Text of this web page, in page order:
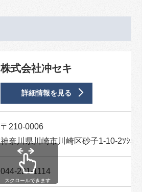
株式会社冲セキ
詳細情報を見る
〒210-0006
神奈川県川崎市川崎区砂子1-10-2ｿｼｵ
044-221-1114
スクロールできます